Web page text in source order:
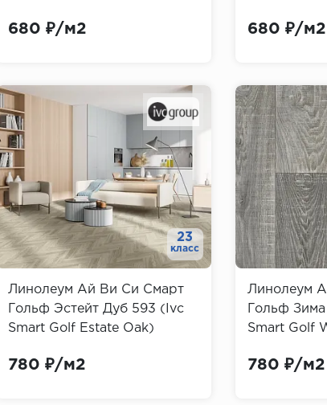
680 ₽/м2 680 ₽/м2
23
класс
Линолеум Ай Ви Си Смарт
Гольф Эстейт Дуб 593 (Ivc
Smart Golf Estate Oak)
780 ₽/м2
Линолеум
Гольф
Smart Golf
780 ₽/м2